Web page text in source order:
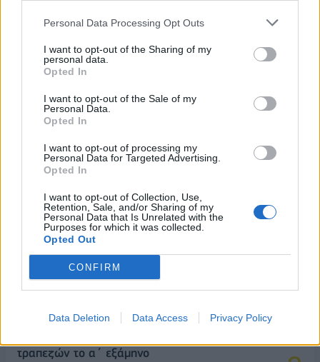
Personal Data Processing Opt Outs
I want to opt-out of the Sharing of my
personal data.
Opted In
I want to opt-out of the Sale of my
Personal Data.
Opted In
I want to opt-out of processing my
Personal Data for Targeted Advertising.
Opted In
I want to opt-out of Collection, Use,
Retention, Sale, and/or Sharing of my
Personal Data that Is Unrelated with the
Purposes for which it was collected.
Opted Out
CONFIRM
Data Deletion Data Access Privacy Policy
ΔΗΜΟΦΙΛΗ
Αλ. Τσίπρας: Στις 2 Σεπτεμβρίου η παρουσίαση του
Θεσσαλονίκη
09/08/2026 - 10:03 ΠΟΛΙΤΙΚΗ
Ισπανία – Ιταλία: Κλιμακώνεται η αντιπαράθεση
για το μεταναστευτικό με αμοιβαίους συνοριακούς
ελέγχους
Στα 15 δισ. ευρώ ο στόχος για νέα δάνεια το 2026
τραπεζών το α΄ εξάμηνο